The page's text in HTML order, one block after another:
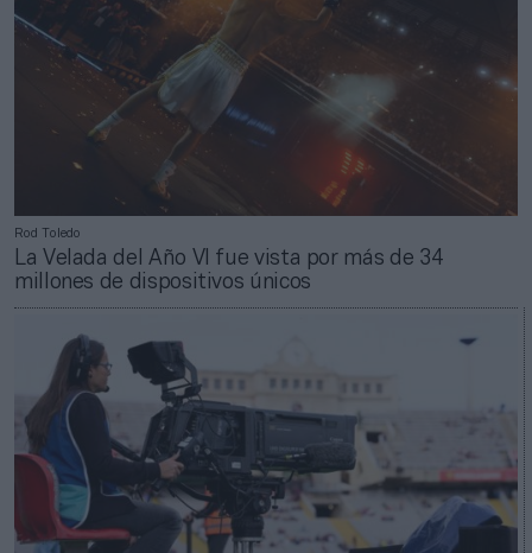
Rod Toledo
La Velada del Año VI fue vista por más de 34
millones de dispositivos únicos